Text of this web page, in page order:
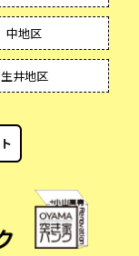
中地区
生井地区